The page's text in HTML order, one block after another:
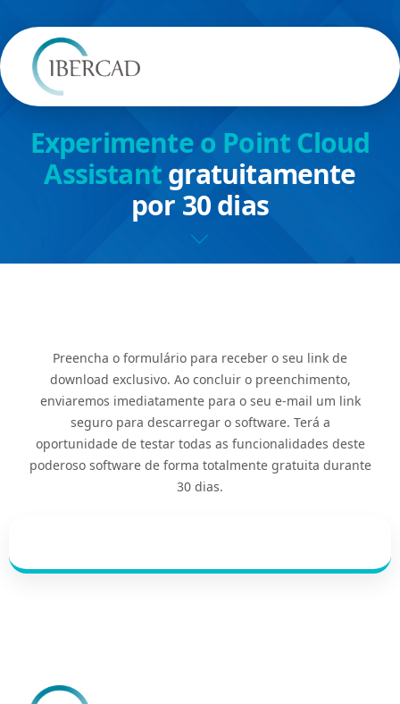
Experimente o Point Cloud
Assistantgratuitamente
por 30 dias
Preencha o formulário para receber o seu link de
download exclusivo. Ao concluir o preenchimento,
enviaremos imediatamente para o seu e-mail um link
seguro para descarregar o software. Terá a
oportunidade de testar todas as funcionalidades deste
poderoso software de forma totalmente gratuita durante
30 dias.